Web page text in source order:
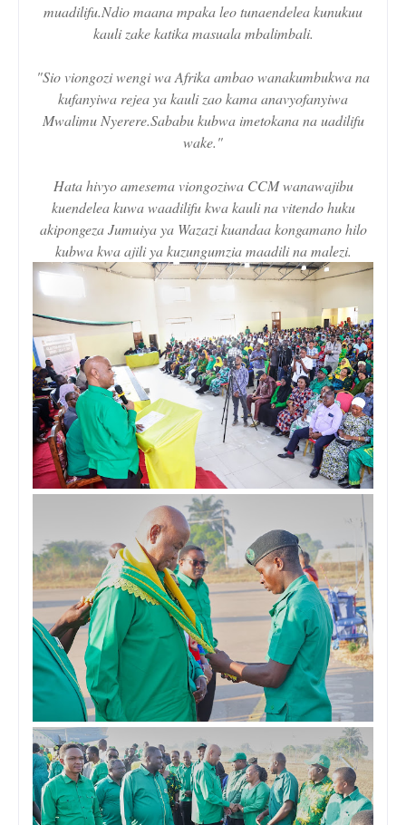
muadilifu.Ndio maana mpaka leo tunaendelea kunukuu
kauli zake katika masuala mbalimbali.
"Sio viongozi wengi wa Afrika ambao wanakumbukwa na
kufanyiwa rejea ya kauli zao kama anavyofanyiwa
Mwalimu Nyerere.Sababu kubwa imetokana na uadilifu
wake."
Hata hivyo amesema viongoziwa CCM wanawajibu
kuendelea kuwa waadilifu kwa kauli na vitendo huku
akipongeza Jumuiya ya Wazazi kuandaa kongamano hilo
kubwa kwa ajili ya kuzungumzia maadili na malezi.